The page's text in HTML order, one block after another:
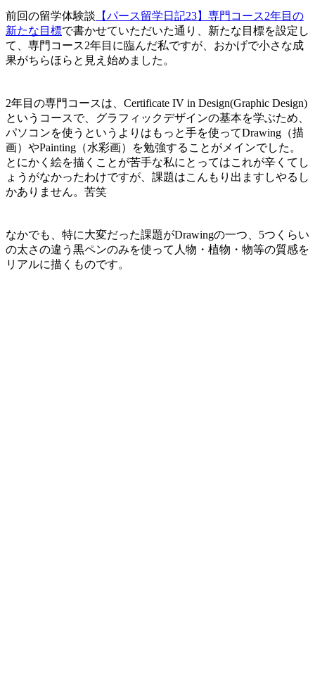
前回の留学体験談 【パース留学日記23】専門コース2年目の
新たな目標で書かせていただいた通り、新たな目標を設定し
て、専門コース2年目に臨んだ私ですが、おかげで小さな成
果がちらほらと見え始めました。
2年目の専門コースは、Certificate IV in Design(Graphic Design)
というコースで、グラフィックデザインの基本を学ぶため、
パソコンを使うというよりはもっと手を使ってDrawing（描
画）やPainting（水彩画）を勉強することがメインでした。
とにかく絵を描くことが苦手な私にとってはこれが辛くてし
ょうがなかったわけですが、課題はこんもり出ますしやるし
かありません。苦笑
なかでも、特に大変だった課題がDrawingの一つ、5つくらい
の太さの違う黒ペンのみを使って人物・植物・物等の質感を
リアルに描くものです。